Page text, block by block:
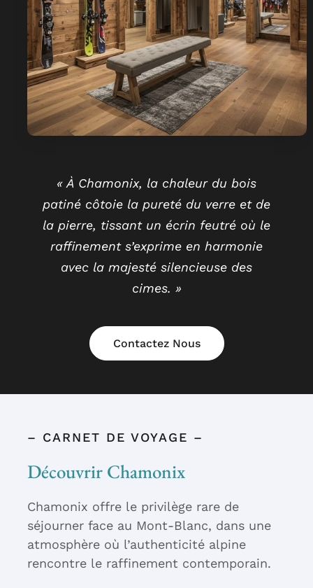
« À Chamonix, la chaleur du bois
patiné côtoie la pureté du verre et de
la pierre, tissant un écrin feutré où le
raffinement s’exprime en harmonie
avec la majesté silencieuse des
cimes. »
Contactez Nous
– CARNET DE VOYAGE –
Découvrir Chamonix
Chamonix offre le privilège rare de
séjourner face au Mont-Blanc, dans une
atmosphère où l’authenticité alpine
rencontre le raffinement contemporain.